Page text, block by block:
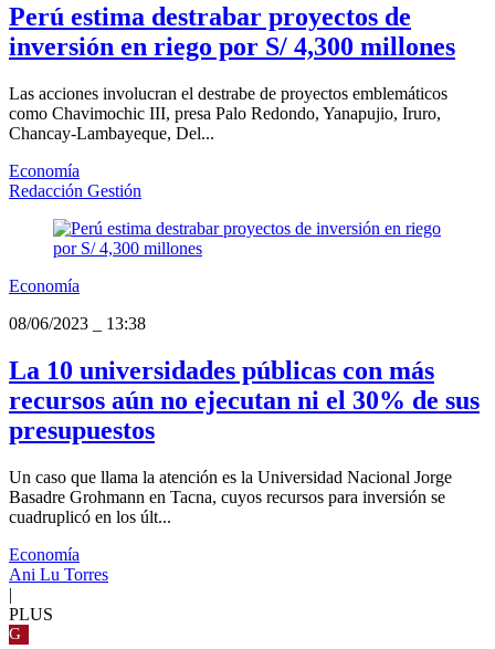
Perú estima destrabar proyectos de
inversión en riego por S/ 4,300 millones
Las acciones involucran el destrabe de proyectos emblemáticos
como Chavimochic III, presa Palo Redondo, Yanapujio, Iruro,
Chancay-Lambayeque, Del...
Economía
Redacción Gestión
Economía
08/06/2023
13:38
La 10 universidades públicas con más
recursos aún no ejecutan ni el 30% de sus
presupuestos
Un caso que llama la atención es la Universidad Nacional Jorge
Basadre Grohmann en Tacna, cuyos recursos para inversión se
cuadruplicó en los últ...
Economía
Ani Lu Torres
|
PLUS
G